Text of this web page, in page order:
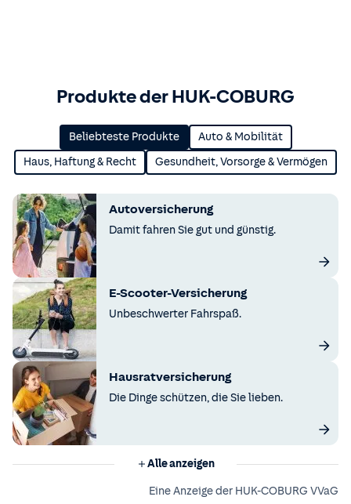
Produkte der HUK-COBURG
Beliebteste Produkte Auto & Mobilität
Haus, Haftung & Recht Gesundheit, Vorsorge & Vermögen
Autoversicherung
Damit fahren Sie gut und günstig.
E-Scooter-Versicherung
Unbeschwerter Fahrspaß.
Hausratversicherung
Die Dinge schützen, die Sie lieben.
Alle anzeigen
Eine Anzeige der HUK-COBURG VVaG